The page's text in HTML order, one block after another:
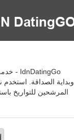
وبداية الصداقة. استخدم
المرشحين للتواريخ